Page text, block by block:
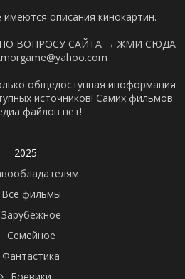
имеются описания кинокартин.
ВОПРОСУ САЙТА → ЖМИ СЮДА
общедоступная иноформация
источников! Самих фильмов
файлов нет!
2025
Все фильмы
Зарубежное
Семейное
Фантастика